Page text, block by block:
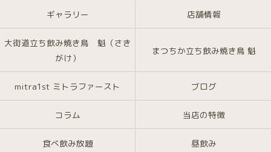
ギャラリー 店舗情報
大街道立ち飲み焼き鳥 魁（さき
がけ）
まつちか立ち飲み焼き鳥 魁
mitra1st ミトラファースト ブログ
コラム 当店の特徴
食べ飲み放題 昼飲み